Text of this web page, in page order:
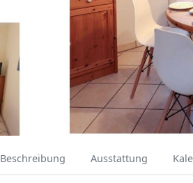
Beschreibung Ausstattung